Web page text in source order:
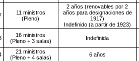
11 ministros
(Pleno)
2 años (renovables por 2
años para designaciones de
1917)
Indefinido (a partir de 1923)
16 ministros
(Pleno + 3 salas)
Indefinida
21 ministros
(Pleno + 4 salas)
6 años